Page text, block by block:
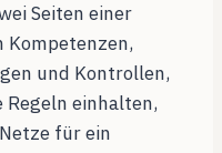
Seiten einer
Kompetenzen,
und Kontrollen,
einhalten,
für ein